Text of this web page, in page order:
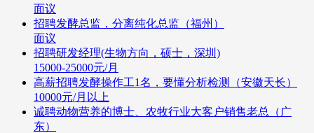
面议
招聘发酵总监，分离纯化总监（福州）
面议
招聘研发经理(生物方向，硕士，深圳)
15000-25000元/月
高薪招聘发酵操作工1名，要懂分析检测（安徽天长）
10000元/月以上
诚聘动物营养的博士、农牧行业大客户销售老总（广
东）